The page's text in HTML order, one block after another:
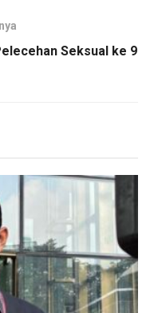
Seksual ke 9